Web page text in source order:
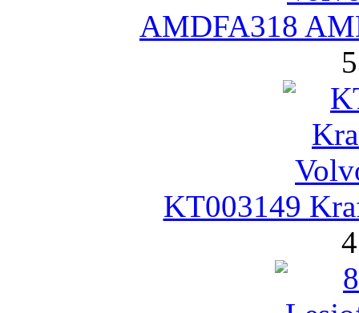
AMDFA318
KT003149